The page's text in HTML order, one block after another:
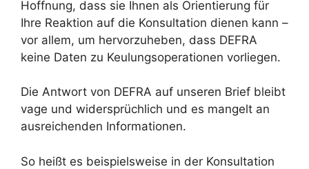
Hoffnung, dass sie Ihnen als Orientierung für
Ihre Reaktion auf die Konsultation dienen kann –
vor allem, um hervorzuheben, dass DEFRA
keine Daten zu Keulungsoperationen vorliegen.
Die Antwort von DEFRA auf unseren Brief bleibt
vage und widersprüchlich und es mangelt an
ausreichenden Informationen.
So heißt es beispielsweise in der Konsultation